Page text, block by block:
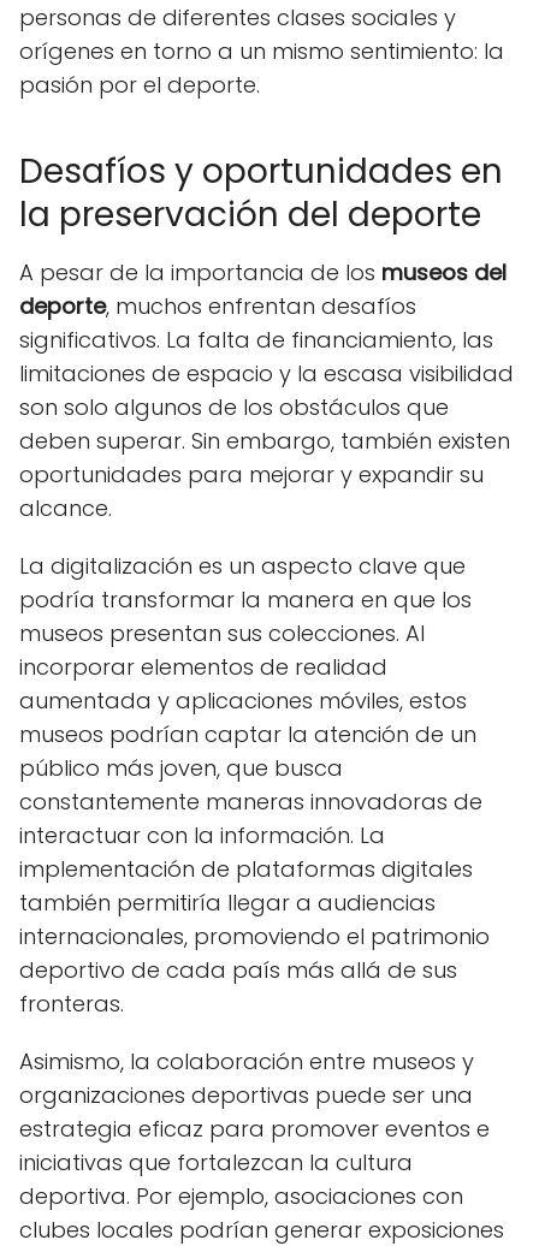
personas de diferentes clases sociales y
orígenes en torno a un mismo sentimiento: la
pasión por el deporte.
Desafíos y oportunidades en
la preservación del deporte
A pesar de la importancia de los museos del
deporte, muchos enfrentan desafíos
significativos. La falta de financiamiento, las
limitaciones de espacio y la escasa visibilidad
son solo algunos de los obstáculos que
deben superar. Sin embargo, también existen
oportunidades para mejorar y expandir su
alcance.
La digitalización es un aspecto clave que
podría transformar la manera en que los
museos presentan sus colecciones. Al
incorporar elementos de realidad
aumentada y aplicaciones móviles, estos
museos podrían captar la atención de un
público más joven, que busca
constantemente maneras innovadoras de
interactuar con la información. La
implementación de plataformas digitales
también permitiría llegar a audiencias
internacionales, promoviendo el patrimonio
deportivo de cada país más allá de sus
fronteras.
Asimismo, la colaboración entre museos y
organizaciones deportivas puede ser una
estrategia eficaz para promover eventos e
iniciativas que fortalezcan la cultura
deportiva. Por ejemplo, asociaciones con
clubes locales podrían generar exposiciones